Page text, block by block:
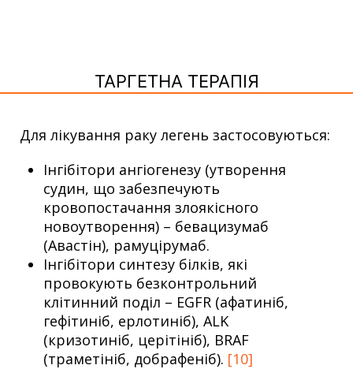
ТАРГЕТНА ТЕРАПІЯ
Для лікування раку легень застосовуються:
Інгібітори ангіогенезу (утворення
судин, що забезпечують
кровопостачання злоякісного
новоутворення) – бевацизумаб
(Авастін), рамуцірумаб.
Інгібітори синтезу білків, які
провокують безконтрольний
клітинний поділ – EGFR (афатиніб,
гефітиніб, ерлотиніб), ALK
(кризотиніб, церітініб), BRAF
(траметініб, добрафеніб). [10]